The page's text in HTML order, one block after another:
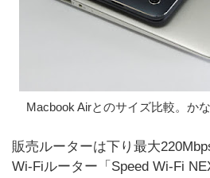
Macbook Airとのサイズ比較。か
販売ルーターは下り最大
Wi-Fiルーター「Speed Wi-Fi